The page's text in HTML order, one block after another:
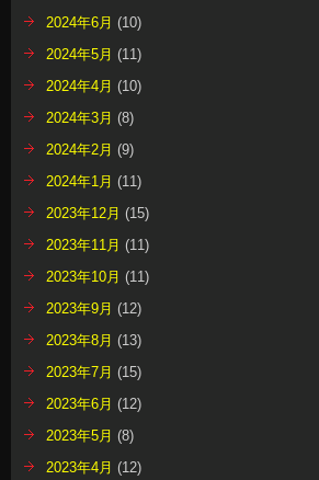
2024年6月 (10)
2024年5月 (11)
2024年4月 (10)
2024年3月 (8)
2024年2月 (9)
2024年1月 (11)
2023年12月 (15)
2023年11月 (11)
2023年10月 (11)
2023年9月 (12)
2023年8月 (13)
2023年7月 (15)
2023年6月 (12)
2023年5月 (8)
2023年4月 (12)